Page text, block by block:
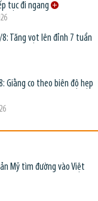
tục đi ngang
Tăng vọt lên đỉnh 7 tuần
co theo biên độ hẹp
Mỹ tìm đường vào Việt